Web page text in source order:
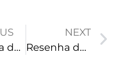
Resenha do Livro: Marketing 4.0
NEXT
Resenha do Livro: Steve Jobs